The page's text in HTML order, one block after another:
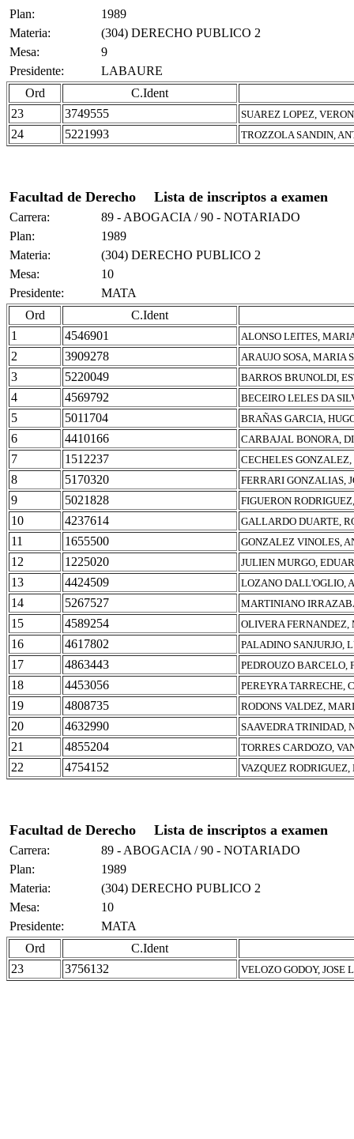
Plan:
1989
Materia:
(304) DERECHO PUBLICO 2
Mesa:
9
Presidente:
LABAURE
Ord
C.Ident
23
3749555 SUAREZ LOPEZ,
24 5221993 TROZZOLA SANDIN,
Facultad de Derecho Lista de inscriptos a examen
Carrera:
89 - ABOGACIA / 90 - NOTARIADO
Plan:
1989
Materia:
(304) DERECHO PUBLICO 2
Mesa:
10
Presidente:
MATA
Ord
C.Ident
1
4546901 ALONSO LEITES,
2 3909278 ARAUJO SOSA, MARIA
3 5220049 BARROS BRUNOLDI,
4 4569792 BECEIRO LELES DA
5 5011704 BRAÑAS GARCIA,
6 4410166 CARBAJAL BONORA,
7 1512237 CECHELES
8 5170320 FERRARI GONZALIAS,
9 5021828 FIGUERON
10 4237614 GALLARDO DUARTE,
11 1655500 GONZALEZ VINOLES,
12 1225020 JULIEN MURGO,
13 4424509 LOZANO DALL'OGLIO,
14 5267527 MARTINIANO
15 4589254 OLIVERA FERNANDEZ,
16 4617802 PALADINO SANJURJO,
17 4863443 PEDROUZO BARCELO,
18 4453056 PEREYRA TARRECHE,
19 4808735 RODONS VALDEZ,
20 4632990 SAAVEDRA TRINIDAD,
21 4855204 TORRES CARDOZO,
22 4754152 VAZQUEZ
Facultad de Derecho Lista de inscriptos a examen
Carrera:
89 - ABOGACIA / 90 - NOTARIADO
Plan:
1989
Materia:
(304) DERECHO PUBLICO 2
Mesa:
10
Presidente:
MATA
Ord
C.Ident
23
3756132 VELOZO GODOY, JOSE